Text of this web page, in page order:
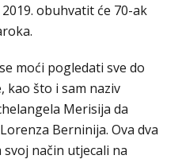
obuhvatit će 70-ak
moći pogledati sve do
kao što i sam naziv
Merisija da
Berninija. Ova dva
način utjecali na